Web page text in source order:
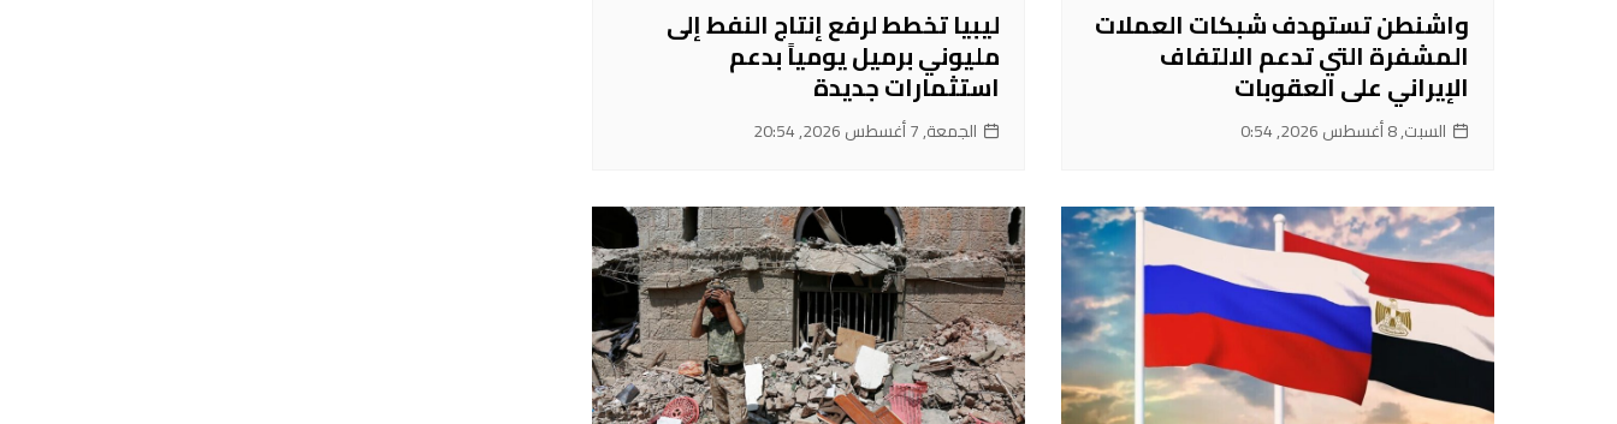
واشنطن تستهدف شبكات العملات
المشفرة التي تدعم الالتفاف
الإيراني على العقوبات
السبت, 8 أغسطس 2026, 0:54
ليبيا تخطط لرفع إنتاج النفط إلى
مليوني برميل يومياً بدعم
استثمارات جديدة
الجمعة, 7 أغسطس 2026, 20:54